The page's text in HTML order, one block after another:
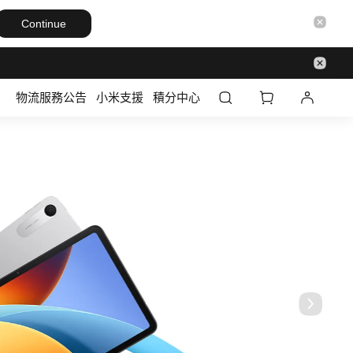
Continue
物流服務公告 小米支援 積分中心